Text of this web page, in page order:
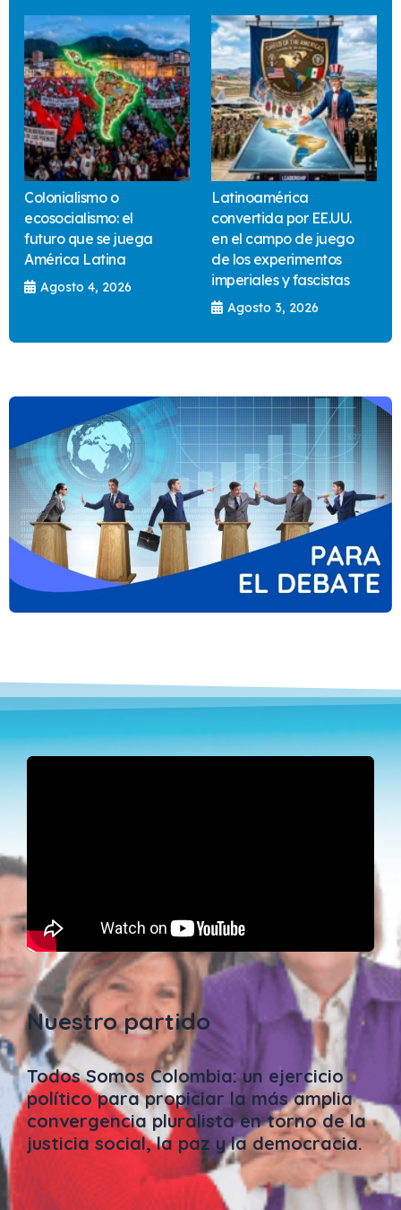
Colonialismo o
ecosocialismo: el
futuro que se juega
América Latina
Agosto 4, 2026
Latinoamérica
convertida por EE.UU.
en el campo de juego
de los experimentos
imperiales y fascistas
Agosto 3, 2026
Nuestro partido
Todos Somos Colombia: un ejercicio
político para propiciar la más amplia
convergencia pluralista en torno de la
justicia social, la paz y la democracia.